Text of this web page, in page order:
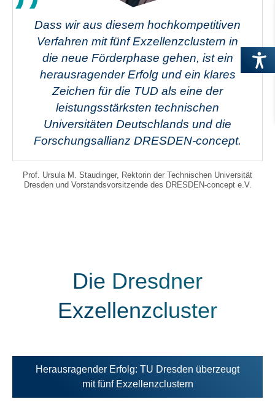
Dass wir aus diesem hochkompetitiven
Verfahren mit fünf Exzellenzclustern in
die neue Förderphase gehen, ist ein
herausragender Erfolg und ein klares
Zeichen für die TUD als eine der
leistungsstärksten technischen
Universitäten Deutschlands und die
Forschungsallianz DRESDEN-concept.
Prof. Ursula M. Staudinger, Rektorin der Technischen Universität
Dresden und Vorstandsvorsitzende des DRESDEN-concept e.V.
Die Dresdner
Exzellenzcluster
Herausragender Erfolg: TU Dresden überzeugt
mit fünf Exzellenzclus­ternÖffnet
in